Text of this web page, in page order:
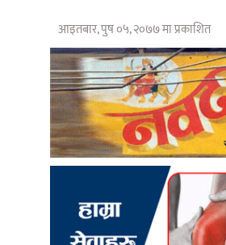
आइतबार, पुष ०५, २०७७ मा प्रकाशित